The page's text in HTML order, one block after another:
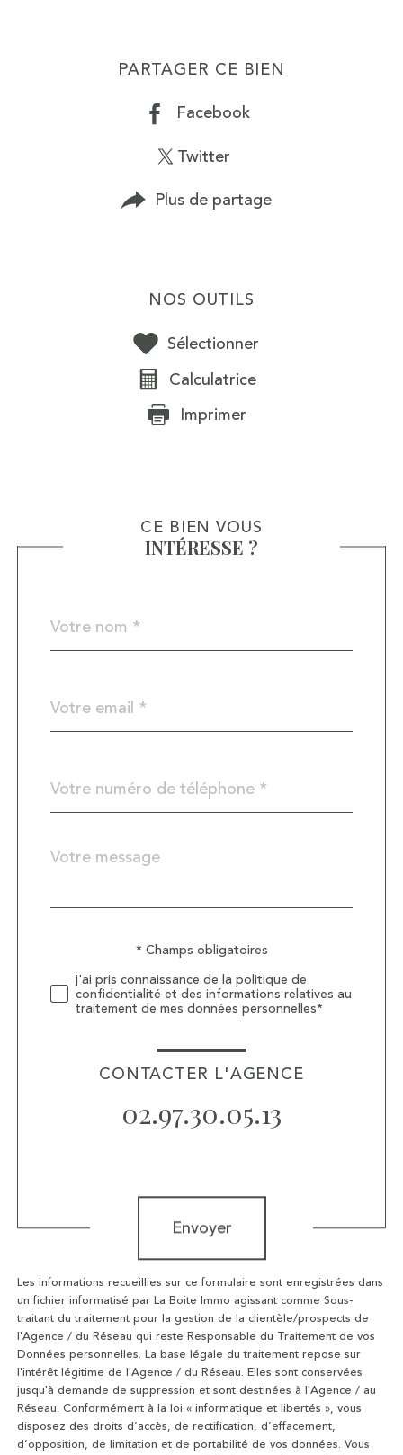
PARTAGER CE BIEN
Facebook
Twitter
Plus de partage
NOS OUTILS
Sélectionner
Calculatrice
Imprimer
CE BIEN VOUS
INTÉRESSE ?
par
*
*
*
Fieldset
défaut
Message
*
Validation* Champs obligatoires
j'ai pris connaissance de la politique de
confidentialité et des informations relatives au
traitement de mes données personnelles*
CONTACTER L'AGENCE
02.97.30.05.13
Envoyer
Les informations recueillies sur ce formulaire sont enregistrées dans
un fichier informatisé par La Boite Immo agissant comme Sous-
traitant du traitement pour la gestion de la clientèle/prospects de
l'Agence / du Réseau qui reste Responsable du Traitement de vos
Données personnelles. La base légale du traitement repose sur
l'intérêt légitime de l'Agence / du Réseau. Elles sont conservées
jusqu'à demande de suppression et sont destinées à l'Agence / au
Réseau. Conformément à la loi « informatique et libertés », vous
disposez des droits d’accès, de rectification, d’effacement,
d’opposition, de limitation et de portabilité de vos données. Vous